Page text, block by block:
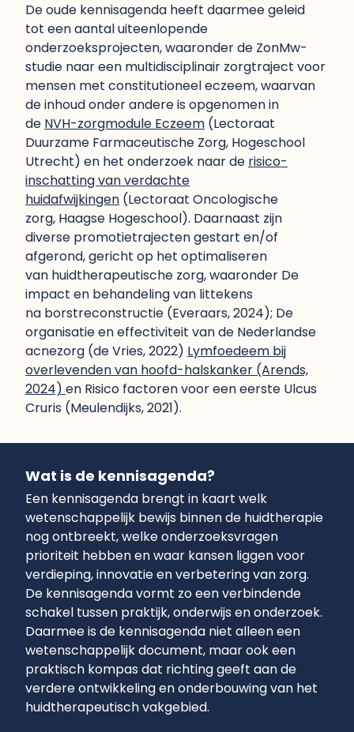
Wat is de kennisagenda?
Een kennisagenda brengt in kaart welk
wetenschappelijk bewijs binnen de huidtherapie
nog ontbreekt, welke onderzoeksvragen
prioriteit hebben en waar kansen liggen voor
verdieping, innovatie en verbetering van zorg.
De kennisagenda vormt zo een verbindende
schakel tussen praktijk, onderwijs en onderzoek.
Daarmee is de kennisagenda niet alleen een
wetenschappelijk document, maar ook een
praktisch kompas dat richting geeft aan de
verdere ontwikkeling en onderbouwing van het
huidtherapeutisch vakgebied.
De oude kennisagenda heeft daarmee geleid
tot een aantal uiteenlopende
onderzoeksprojecten, waaronder de ZonMw-
studie naar een multidisciplinair zorgtraject voor
mensen met constitutioneel eczeem, waarvan
de inhoud onder andere is opgenomen in
de NVH-zorgmodule Eczeem (Lectoraat
Duurzame Farmaceutische Zorg, Hogeschool
Utrecht) en het onderzoek naar de risico-
inschatting van verdachte
huidafwijkingen (Lectoraat Oncologische
zorg, Haagse Hogeschool). Daarnaast zijn
diverse promotietrajecten gestart en/of
afgerond, gericht op het optimaliseren
van huidtherapeutische zorg, waaronder De
impact en behandeling van littekens
na borstreconstructie (Everaars, 2024); De
organisatie en effectiviteit van de Nederlandse
acnezorg (de Vries, 2022) Lymfoedeem bij
overlevenden van hoofd-halskanker (Arends,
2024) en Risico factoren voor een eerste Ulcus
Cruris (Meulendijks, 2021).